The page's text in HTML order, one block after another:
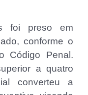
foi preso em
conforme o
Código Penal.
a quatro
converteu a